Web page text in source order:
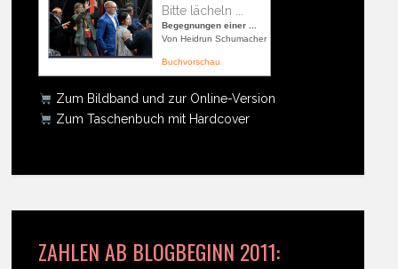
Bitte lächeln ...
Begegnungen einer ...
Von Heidrun Schumacher
Buchvorschau
Zum Bildband und zur Online-Version
Zum Taschenbuch mit Hardcover
ZAHLEN AB BLOGBEGINN 2011: